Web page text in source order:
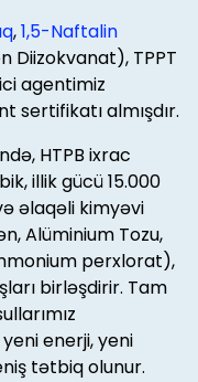
,1,5-Naftalin
Diizokvanat), TPPT
agentimiz
sertifikatı almışdır.
HTPB ixrac
illik gücü 15.000
əlaqəli kimyəvi
Alüminium Tozu,
perxlorat),
birləşdirir. Tam
yeni enerji, yeni
tətbiq olunur.